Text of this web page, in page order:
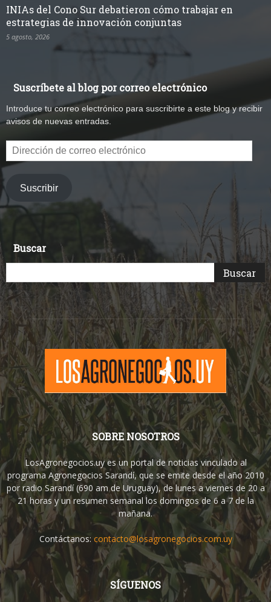
INIAs del Cono Sur debatieron cómo trabajar en
estrategias de innovación conjuntas
5 agosto, 2026
Suscríbete al blog por correo electrónico
Introduce tu correo electrónico para suscribirte a este blog y recibir
avisos de nuevas entradas.
Dirección
de
electrónico
Suscribir
Buscar
SOBRE NOSOTROS
LosAgronegocios.uy es un portal de noticias vinculado al
programa Agronegocios Sarandí, que se emite desde el año 2010
por radio Sarandí (690 am de Uruguay), de lunes a viernes de 20 a
21 horas y un resumen semanal los domingos de 6 a 7 de la
mañana.
Contáctanos: contacto@losagronegocios.com.uy
SÍGUENOS